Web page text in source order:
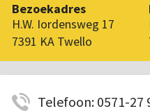
Bezoekadres
H.W. Iordensweg 17
7391 KA Twello
Telefoon: 0571-27